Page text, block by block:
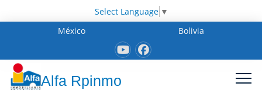
Select Language ▼
México
Bolivia
Alfa Rpinmo